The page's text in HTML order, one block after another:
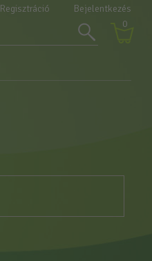
Regisztráció
Bejelentkezés
0